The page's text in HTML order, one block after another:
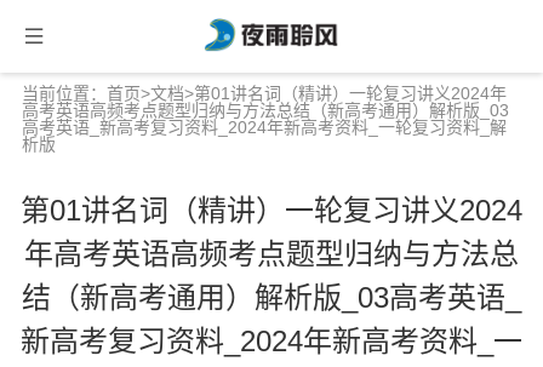
当前位置： 首页>文档>第01讲名词（精讲）一轮复习讲义2024年
高考英语高频考点题型归纳与方法总结（新高考通用）解析版_03
高考英语_新高考复习资料_2024年新高考资料_一轮复习资料_解
析版
第01讲名词（精讲）一轮复习讲义2024
年高考英语高频考点题型归纳与方法总
结（新高考通用）解析版_03高考英语_
新高考复习资料_2024年新高考资料_一